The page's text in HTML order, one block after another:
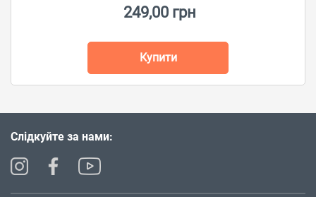
249,00 грн
Купити
Слідкуйте за нами: